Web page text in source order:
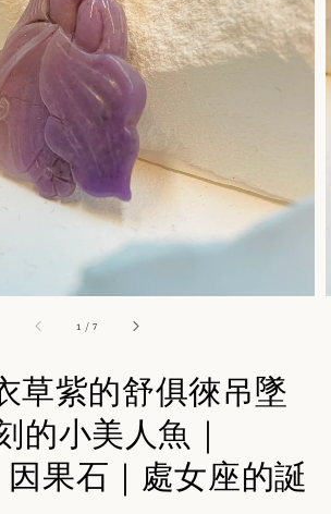
1 /7
草紫的舒俱徠吊墜
的小美人魚｜
果石｜處女座的誕